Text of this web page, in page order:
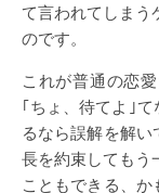
て言われてしまう
のです。
これが普通の恋
｢ちょ、待てよ｣
るなら誤解を解
長を約束してもう
こともできる、